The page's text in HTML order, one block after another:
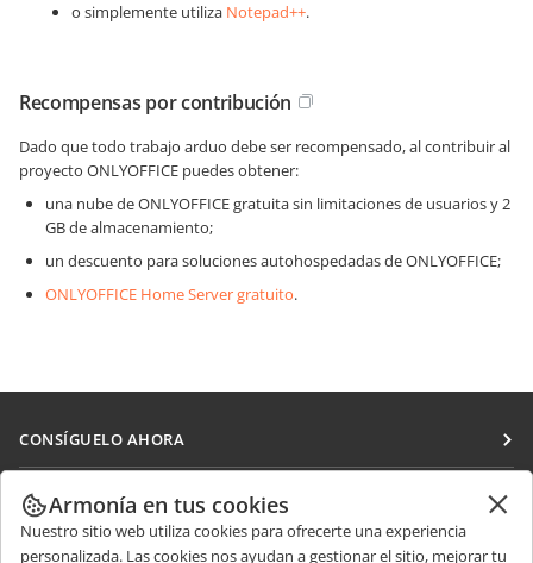
o simplemente utiliza Notepad++.
Recompensas por contribución
Dado que todo trabajo arduo debe ser recompensado, al contribuir al
proyecto ONLYOFFICE puedes obtener:
una nube de ONLYOFFICE gratuita sin limitaciones de usuarios y 2
GB de almacenamiento;
un descuento para soluciones autohospedadas de ONLYOFFICE;
ONLYOFFICE Home Server gratuito.
CONSÍGUELO AHORA
Docs
DocSpace
Workspace
COLABORAR
Para colaboradores
RECIBIR NOTICIAS
Armonía en tus cookies
Nuestro sitio web utiliza cookies para ofrecerte una experiencia
personalizada. Las cookies nos ayudan a gestionar el sitio, mejorar tu